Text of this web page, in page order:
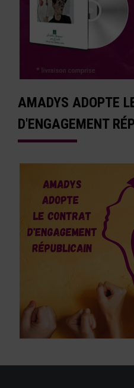
AMADYS ADOPTE
D'ENGAGEMENT